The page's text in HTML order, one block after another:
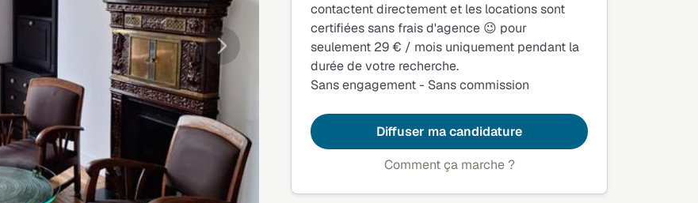
Suivante
contactent directement et les locations sont
certifiées sans frais d'agence 😉 pour
seulement 29 € / mois uniquement pendant la
durée de votre recherche.
Sans engagement - Sans commission
Diffuser ma candidature
Comment ça marche ?